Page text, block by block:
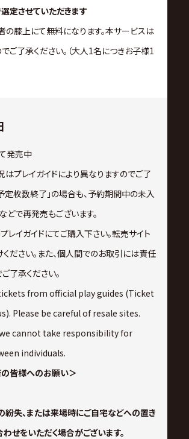
定させていただきます
膝上にて無料になります。本サービスは
ご了承ください。（大人1名につきお子様1
発売中
プレイガイドにより異なりますのでご了
予定枚数終了」の場合も、予約期間中の未入
どで再発売もございます。
レイガイドにてご購入下さい。転売サイト
ださい。また、個人間でのお取引には責任
了承ください。
from official play guides (Ticket
Please be careful of resale sites.
cannot take responsibility for
individuals.
皆様へのお願い＞
紛失、または来場時にご自宅などへの置き
せをいただく場合がございます。